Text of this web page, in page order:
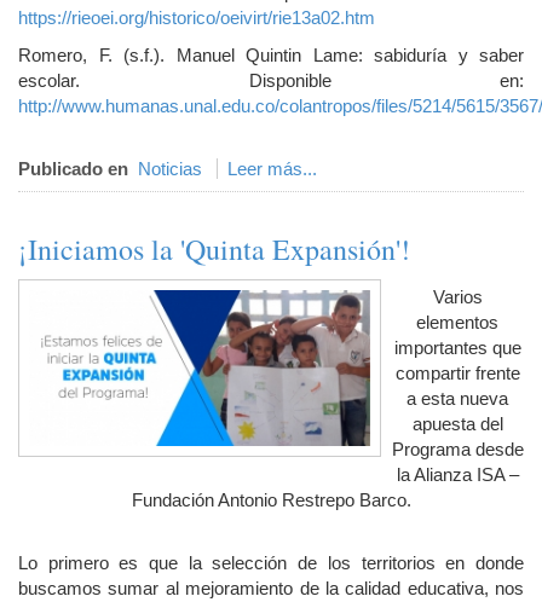
https://rieoei.org/historico/oeivirt/rie13a02.htm
Romero, F. (s.f.). Manuel Quintin Lame: sabiduría y saber
escolar. Disponible en:
http://www.humanas.unal.edu.co/colantropos/files/5214/5615/
Publicado en Noticias Leer más...
¡Iniciamos la 'Quinta Expansión'!
Varios
elementos
importantes que
compartir frente
a esta nueva
apuesta del
Programa desde
la Alianza ISA –
Fundación Antonio Restrepo Barco.
Lo primero es que la selección de los territorios en donde
buscamos sumar al mejoramiento de la calidad educativa, nos